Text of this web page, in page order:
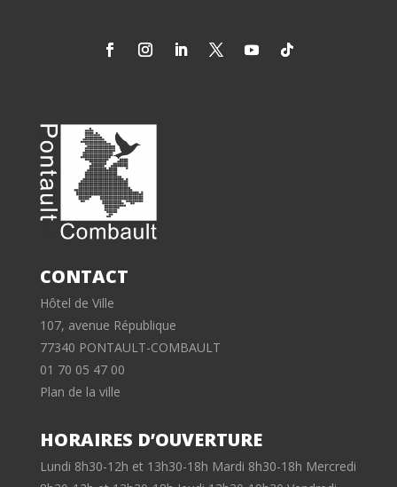
CONTACT
Hôtel de Ville
107, avenue République
77340 PONTAULT-COMBAULT
01 70 05 47 00
Plan de la ville
HORAIRES D’OUVERTURE
Lundi 8h30-12h et 13h30-18h Mardi 8h30-18h Mercredi